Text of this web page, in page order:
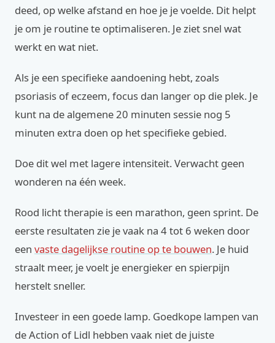
deed, op welke afstand en hoe je je voelde. Dit helpt
je om je routine te optimaliseren. Je ziet snel wat
werkt en wat niet.
Als je een specifieke aandoening hebt, zoals
psoriasis of eczeem, focus dan langer op die plek. Je
kunt na de algemene 20 minuten sessie nog 5
minuten extra doen op het specifieke gebied.
Doe dit wel met lagere intensiteit. Verwacht geen
wonderen na één week.
Rood licht therapie is een marathon, geen sprint. De
eerste resultaten zie je vaak na 4 tot 6 weken door
een vaste dagelijkse routine op te bouwen. Je huid
straalt meer, je voelt je energieker en spierpijn
herstelt sneller.
Investeer in een goede lamp. Goedkope lampen van
de Action of Lidl hebben vaak niet de juiste